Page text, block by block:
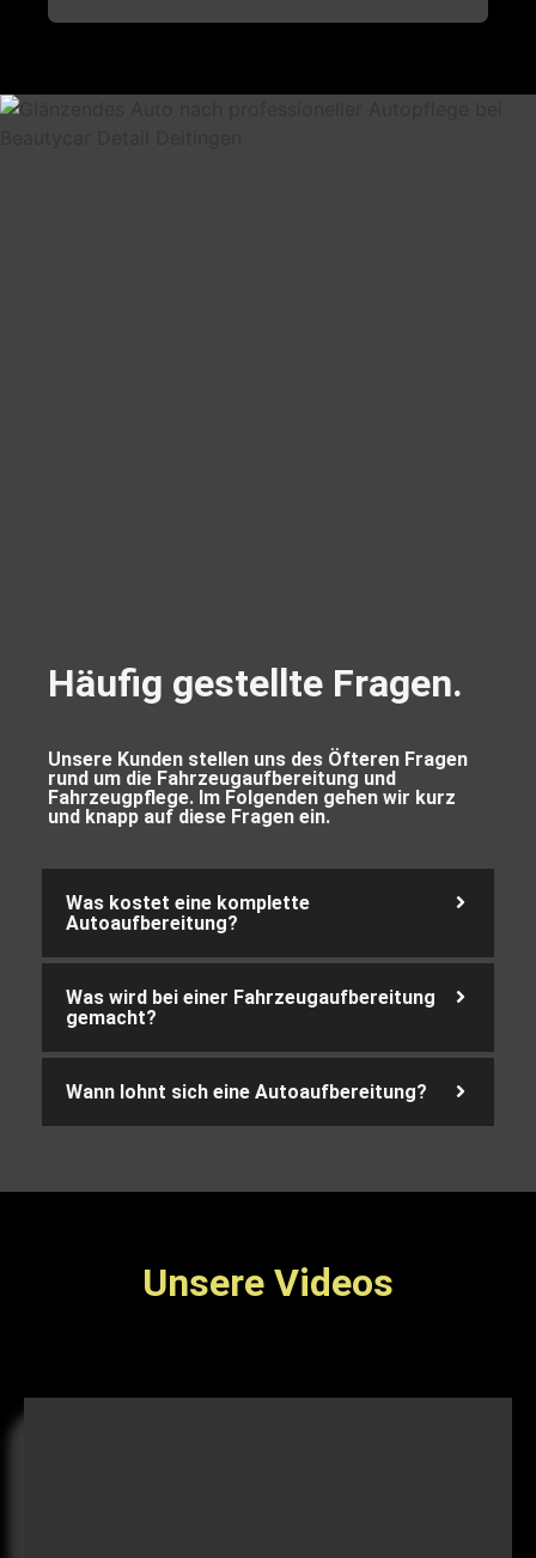
Häufig gestellte Fragen.
Unsere Kunden stellen uns des Öfteren Fragen
rund um die Fahrzeugaufbereitung und
Fahrzeugpflege. Im Folgenden gehen wir kurz
und knapp auf diese Fragen ein.
Was kostet eine komplette
Autoaufbereitung?
Was wird bei einer Fahrzeugaufbereitung
gemacht?
Wann lohnt sich eine Autoaufbereitung?
Unsere Videos